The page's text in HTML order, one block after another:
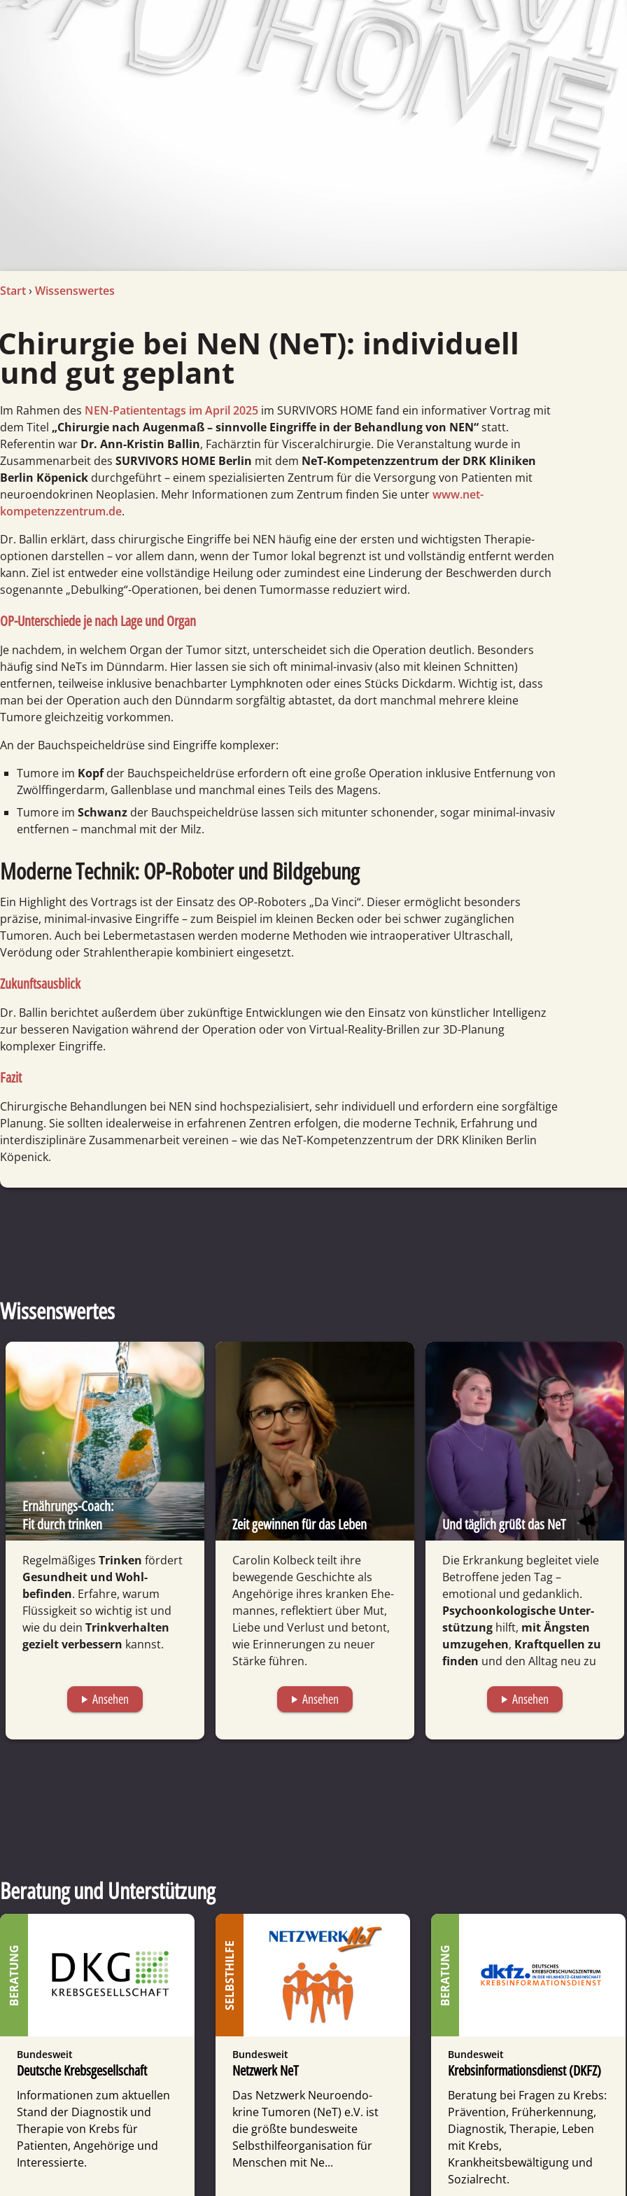
Start› Wissenswertes
(NeT): individuell
und gut geplant
Im Rahmen des NEN-Patiententags im April 2025 im SURVIVORS HOME fand ein informativer Vortrag mit
dem Titel „Chirurgie nach Augenmaß – sinnvolle Eingriffe in der Behandlung von NEN“statt.
Referentin war Dr. Ann-Kristin Ballin, Fachärztin für Visceral­chirurgie. Die Veranstaltung wurde in
Zusammen­arbeit des SURVIVORS HOME Berlin mit dem NeT-Kompetenz­zentrum der DRK Kliniken
Berlin Köpenick durchgeführt – einem spezialisierten Zentrum für die Versorgung von Patienten mit
neuro­endokrinen Neoplasien. Mehr Informationen zum Zentrum finden Sie unterwww.net-
kompetenzzentrum.de.
Dr. Ballin erklärt, dass chirurgische Eingriffe bei NEN häufig eine der ersten und wichtigsten Therapie­
optionen darstellen – vor allem dann, wenn der Tumor lokal begrenzt ist und vollständig entfernt werden
kann. Ziel ist entweder eine vollständige Heilung oder zumindest eine Linderung der Beschwerden durch
sogenannte „Debulking“-Operationen, bei denen Tumor­masse reduziert wird.
OP-Unterschiede je nach Lage und Organ
Je nachdem, in welchem Organ der Tumor sitzt, unterscheidet sich die Operation deutlich. Besonders
häufig sind NeTs im Dünndarm. Hier lassen sie sich oft minimal-invasiv (also mit kleinen Schnitten)
entfernen, teilweise inklusive benachbarter Lymph­knoten oder eines Stücks Dickdarm. Wichtig ist, dass
man bei der Operation auch den Dünndarm sorgfältig abtastet, da dort manchmal mehrere kleine
Tumore gleichzeitig vorkommen.
An der Bauchspeicheldrüse sind Eingriffe komplexer:
Tumore im Kopfder Bauchspeichel­drüse erfordern oft eine große Operation inklusive Entfernung von
Zwölffingerdarm, Gallenblase und manchmal eines Teils des Magens.
Tumore im Schwanz der Bauchspeichel­drüse lassen sich mitunter schonender, sogar minimal-invasiv
entfernen – manchmal mit der Milz.
Moderne Technik: OP-Roboter und Bildgebung
Ein Highlight des Vortrags ist der Einsatz des OP-Roboters „Da Vinci“. Dieser ermöglicht besonders
präzise, minimal-invasive Eingriffe – zum Beispiel im kleinen Becken oder bei schwer zugänglichen
Tumoren. Auch bei Leber­metastasen werden moderne Methoden wie intraoperativer Ultraschall,
Verödung oder Strahlen­therapie kombiniert eingesetzt.
Zukunftsausblick
Dr. Ballin berichtet außerdem über zukünftige Entwicklungen wie den Einsatz von künstlicher Intelligenz
zur besseren Navigation während der Operation oder von Virtual-Reality-Brillen zur 3D-Planung
komplexer Eingriffe.
Fazit
Chirurgische Behandlungen bei NEN sind hochspezialisiert, sehr individuell und erfordern eine sorgfältige
Planung. Sie sollten idealerweise in erfahrenen Zentren erfolgen, die moderne Technik, Erfahrung und
interdisziplinäre Zusammen­arbeit vereinen – wie das NeT-Kompetenz­zentrum der DRK Kliniken Berlin
Köpenick.
Wissenswertes
Ernährungs-Coach:
Fit durch trinken
Regel­mäßiges Trinken fördert
Gesund­heit und Wohl­
befinden. Erfahre, warum
Flüssig­keit so wichtig ist und
wie du dein Trink­ver­halten
gezielt verbessern kannst.
play_arrow Ansehen
Zeit gewinnen für das Leben
Carolin Kolbeck teilt ihre
bewegende Geschichte als
Angehörige ihres kranken Ehe­
mannes, reflektiert über Mut,
Liebe und Verlust und betont,
wie Erinnerungen zu neuer
Stärke führen.
play_arrow Ansehen
Und täglich grüßt das NeT
Die Erkrankung begleitet viele
Betroffene jeden Tag –
emotional und gedanklich.
Psycho­onko­logische Unter­
stützung hilft, mit Ängsten
umzu­gehen, Kraft­quellen zu
finden und den Alltag neu zu
play_arrow Ansehen
Beratung und Unterstützung
BERATUNG
Bundesweit
Deutsche Krebsgesellschaft
Informationen zum aktuellen
Stand der Diagnostik und
Therapie von Krebs für
Patienten, Angehörige und
Interessierte.
SELBSTHILFE
Bundesweit
Netzwerk NeT
Das Netzwerk Neuro­endo­
krine Tumoren (NeT) e.V. ist
die größte bundes­weite
Selbst­hilfe­orga­nisation für
Men­schen mit Ne...
BERATUNG
Bundesweit
Krebsinformations­dienst (DKFZ)
Beratung bei Fragen zu Krebs:
Prävention, Früherkennung,
Diagnostik, Therapie, Leben
mit Krebs,
Krankheitsbewältigung und
Sozialrecht.